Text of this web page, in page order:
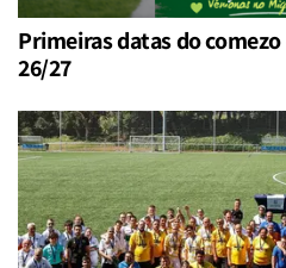
Primeiras datas do
26/27